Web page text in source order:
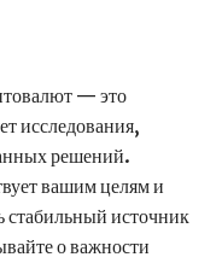
— это
исследования,
решений.
вашим целям и
стабильный источник
о важности